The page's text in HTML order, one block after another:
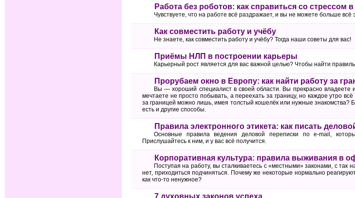
Работа без роботов: как справиться со стрессом
Чувствуете, что на работе всё раздражает, и вы не можете больше всё
Как совместить работу и учёбу
Не знаете, как совместить работу и учёбу? Тогда наши советы для вас!
Приёмы НЛП в построении карьеры
Карьерный рост является для вас важной целью? Чтобы найти
Прорубаем окно в Европу: как найти работу за
Вы — хороший специалист в своей области. Вы прекрасно
мечтаете не просто побывать, а переехать за границу, но каждое утро
за границей можно лишь, имея толстый кошелёк или нужные знакомства?
есть и другие способы.
Правила электронного этикета: как писать
Основные правила ведения деловой переписки по e-mail,
Прислушайтесь к ним, и у вас всё получится.
Корпоративная культура: правила выживания в
Поступая на работу, вы сталкиваетесь с «местными» законами, с так
нет, приходиться подчиняться. Почему же некоторые нормально
как что-то ненужное?